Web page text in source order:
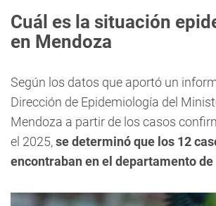
Cuál es la situación
en Mendoza
Según los datos que aportó un
Dirección de Epidemiología del
Mendoza a partir de los casos
el 2025,se determinó que los 12
encontraban en el departamento de